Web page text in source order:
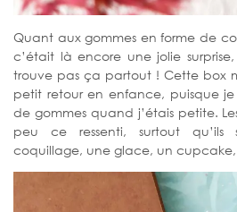
Quant aux gommes en forme de
c’était là encore une jolie
trouve pas ça partout ! Cette box
petit retour en enfance, puisque
de gommes quand j’étais petite.
peu ce ressenti, surtout
coquillage, une glace, un cupcake,